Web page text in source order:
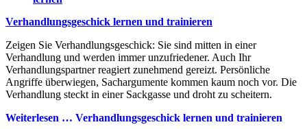
Verhandlungsgeschick lernen und trainieren
Zeigen Sie Verhandlungsgeschick: Sie sind mitten in einer
Verhandlung und werden immer unzufriedener. Auch Ihr
Verhandlungspartner reagiert zunehmend gereizt. Persönliche
Angriffe überwiegen, Sachargumente kommen kaum noch vor. Die
Verhandlung steckt in einer Sackgasse und droht zu scheitern.
Weiterlesen … Verhandlungsgeschick lernen und trainieren